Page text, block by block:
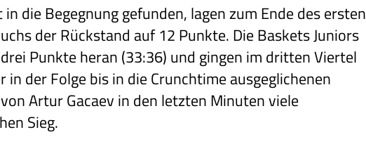
die Begegnung gefunden, lagen zum Ende des ersten
der Rückstand auf 12 Punkte. Die Baskets Juniors
Punkte heran (33:36) und gingen im dritten Viertel
der Folge bis in die Crunchtime ausgeglichenen
Artur Gacaev in den letzten Minuten viele
Sieg.